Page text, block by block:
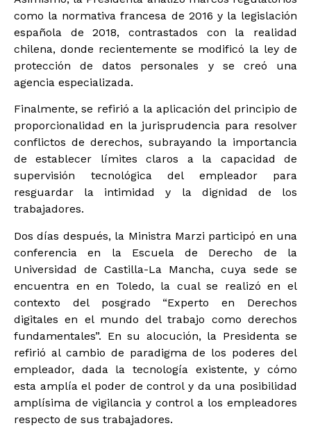
como la normativa francesa de 2016 y la legislación
española de 2018, contrastados con la realidad
chilena, donde recientemente se modificó la ley de
protección de datos personales y se creó una
agencia especializada.
Finalmente, se refirió a la aplicación del principio de
proporcionalidad en la jurisprudencia para resolver
conflictos de derechos, subrayando la importancia
de establecer límites claros a la capacidad de
supervisión tecnológica del empleador para
resguardar la intimidad y la dignidad de los
trabajadores.
Dos días después, la Ministra Marzi participó en una
conferencia en la Escuela de Derecho de la
Universidad de Castilla-La Mancha, cuya sede se
encuentra en en Toledo, la cual se realizó en el
contexto del posgrado “Experto en Derechos
digitales en el mundo del trabajo como derechos
fundamentales”. En su alocución, la Presidenta se
refirió al cambio de paradigma de los poderes del
empleador, dada la tecnología existente, y cómo
esta amplía el poder de control y da una posibilidad
amplísima de vigilancia y control a los empleadores
respecto de sus trabajadores.